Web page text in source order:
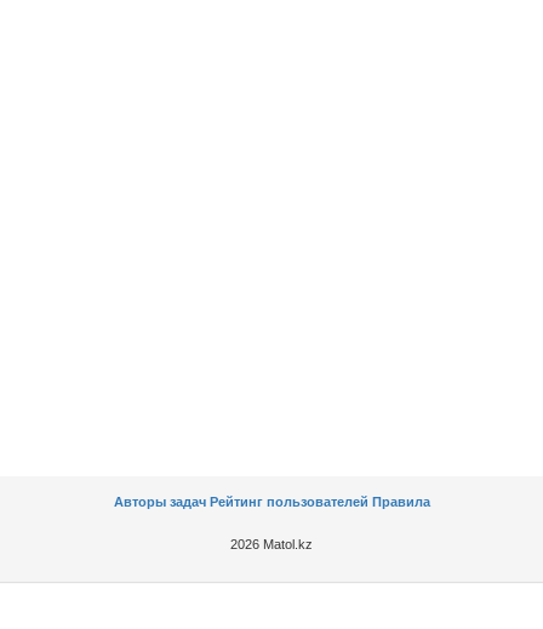
Авторы задач Рейтинг пользователей Правила
2026 Matol.kz